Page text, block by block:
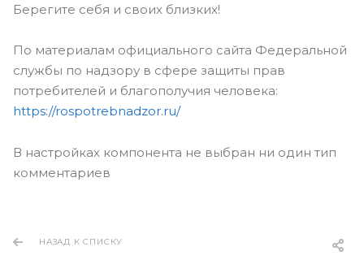
Берегите себя и своих близких!
По материалам официального сайта Федеральной
службы по надзору в сфере защиты прав
потребителей и благополучия человека:
https://rospotrebnadzor.ru/
В настройках компонента не выбран ни один тип
комментариев
НАЗАД К СПИСКУ